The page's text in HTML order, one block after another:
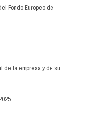
Fondo Europeo de
de la empresa y de su